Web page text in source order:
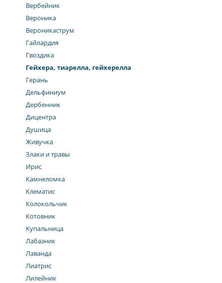
Вербейник
Вероника
Вероникаструм
Гайлардия
Гвоздика
Гейхера, тиарелла, гейхерелла
Герань
Дельфиниум
Дербенник
Дицентра
Душица
Живучка
Злаки и травы
Ирис
Камнеломка
Клематис
Колокольчик
Котовник
Купальница
Лабазник
Лаванда
Лиатрис
Лилейник